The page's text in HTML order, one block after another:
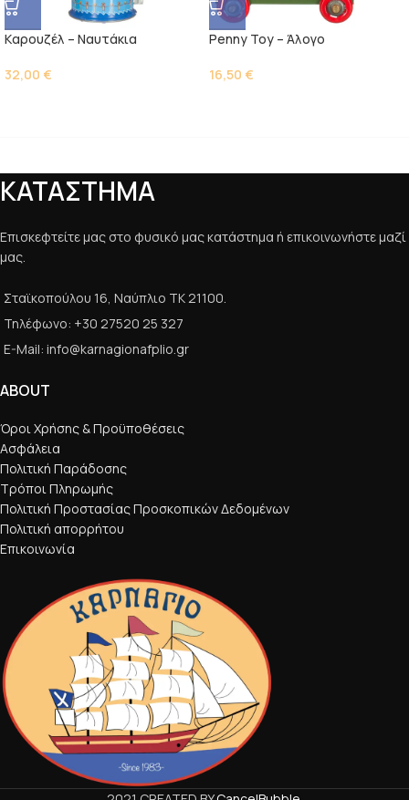
Kαρουζέλ – Ναυτάκια
32,00 €
Penny Toy – Άλογο
16,50 €
ΚΑΤΑΣΤΗΜΑ
Επισκεφτείτε μας στο φυσικό μας κατάστημα ή επικοινωνήστε μαζί
μας.
Σταϊκοπούλου 16, Ναύπλιο ΤΚ 21100.
Τηλέφωνο: +30 27520 25 327
E-Mail: info@karnagionafplio.gr
ABOUT
Όροι Χρήσης & Προϋποθέσεις
Ασφάλεια
Πολιτική Παράδοσης
Τρόποι Πληρωμής
Πολιτική Προστασίας Προσκοπικών Δεδομένων
Πολιτική απορρήτου
Επικοινωνία